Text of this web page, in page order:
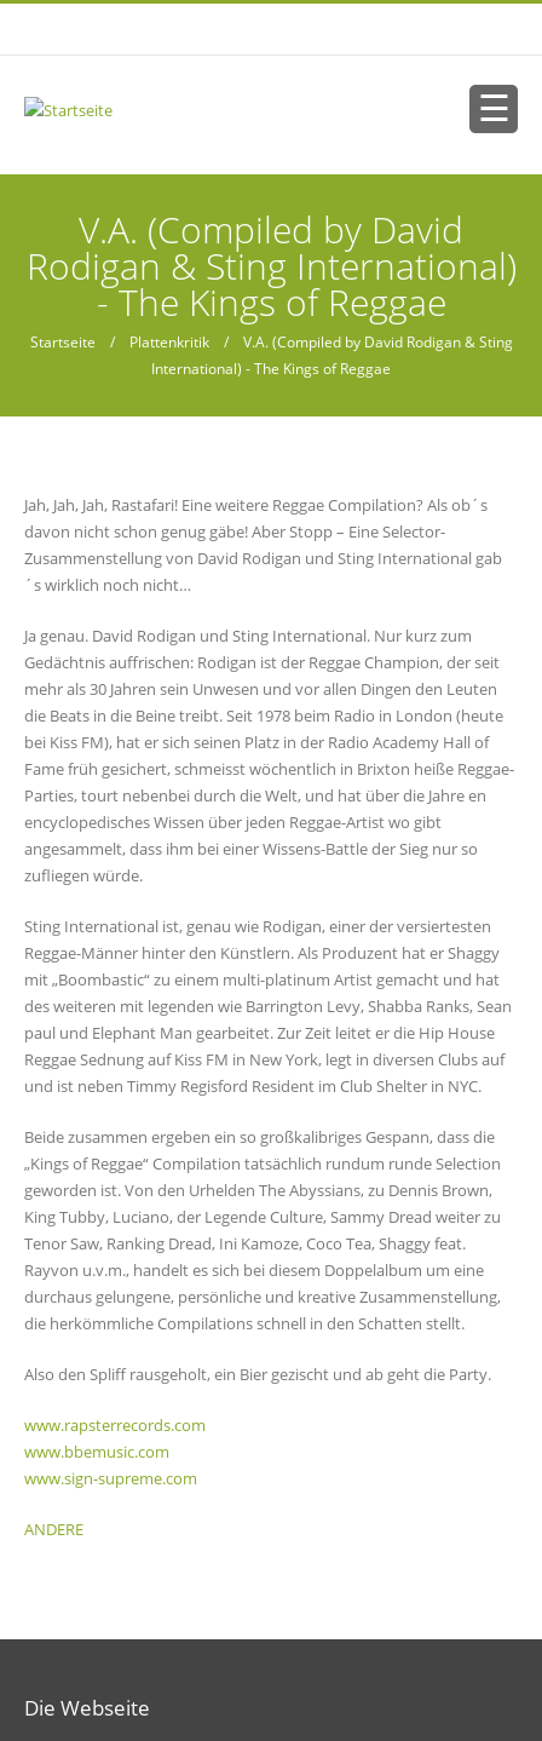
V.A. (Compiled by David
Rodigan & Sting International)
- The Kings of Reggae
Startseite / Plattenkritik/ V.A. (Compiled by David Rodigan & Sting
International) - The Kings of Reggae
Jah, Jah, Jah, Rastafari! Eine weitere Reggae Compilation? Als ob´s
davon nicht schon genug gäbe! Aber Stopp – Eine Selector-
Zusammenstellung von David Rodigan und Sting International gab
´s wirklich noch nicht…
Ja genau. David Rodigan und Sting International. Nur kurz zum
Gedächtnis auffrischen: Rodigan ist der Reggae Champion, der seit
mehr als 30 Jahren sein Unwesen und vor allen Dingen den Leuten
die Beats in die Beine treibt. Seit 1978 beim Radio in London (heute
bei Kiss FM), hat er sich seinen Platz in der Radio Academy Hall of
Fame früh gesichert, schmeisst wöchentlich in Brixton heiße Reggae-
Parties, tourt nebenbei durch die Welt, und hat über die Jahre en
encyclopedisches Wissen über jeden Reggae-Artist wo gibt
angesammelt, dass ihm bei einer Wissens-Battle der Sieg nur so
zufliegen würde.
Sting International ist, genau wie Rodigan, einer der versiertesten
Reggae-Männer hinter den Künstlern. Als Produzent hat er Shaggy
mit „Boombastic“ zu einem multi-platinum Artist gemacht und hat
des weiteren mit legenden wie Barrington Levy, Shabba Ranks, Sean
paul und Elephant Man gearbeitet. Zur Zeit leitet er die Hip House
Reggae Sednung auf Kiss FM in New York, legt in diversen Clubs auf
und ist neben Timmy Regisford Resident im Club Shelter in NYC.
Beide zusammen ergeben ein so großkalibriges Gespann, dass die
„Kings of Reggae“ Compilation tatsächlich rundum runde Selection
geworden ist. Von den Urhelden The Abyssians, zu Dennis Brown,
King Tubby, Luciano, der Legende Culture, Sammy Dread weiter zu
Tenor Saw, Ranking Dread, Ini Kamoze, Coco Tea, Shaggy feat.
Rayvon u.v.m., handelt es sich bei diesem Doppelalbum um eine
durchaus gelungene, persönliche und kreative Zusammenstellung,
die herkömmliche Compilations schnell in den Schatten stellt.
Also den Spliff rausgeholt, ein Bier gezischt und ab geht die Party.
www.rapsterrecords.com
www.bbemusic.com
www.sign-supreme.com
ANDERE
Die Webseite